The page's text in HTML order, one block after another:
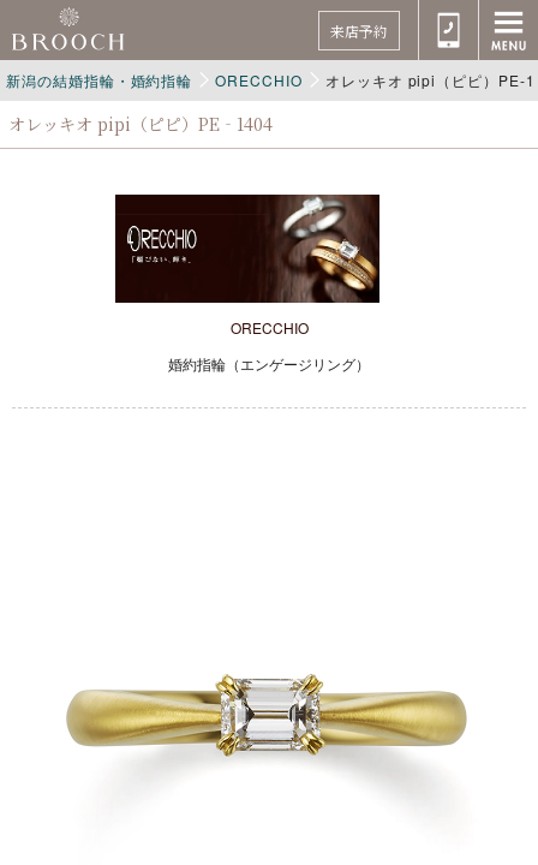
来店予約
新潟の結婚指輪・婚約指輪 ORECCHIO オレッキオ pipi（ピピ）
オレッキオ pipi（ピピ）PE‐1404
ORECCHIO
婚約指輪（エンゲージリング）